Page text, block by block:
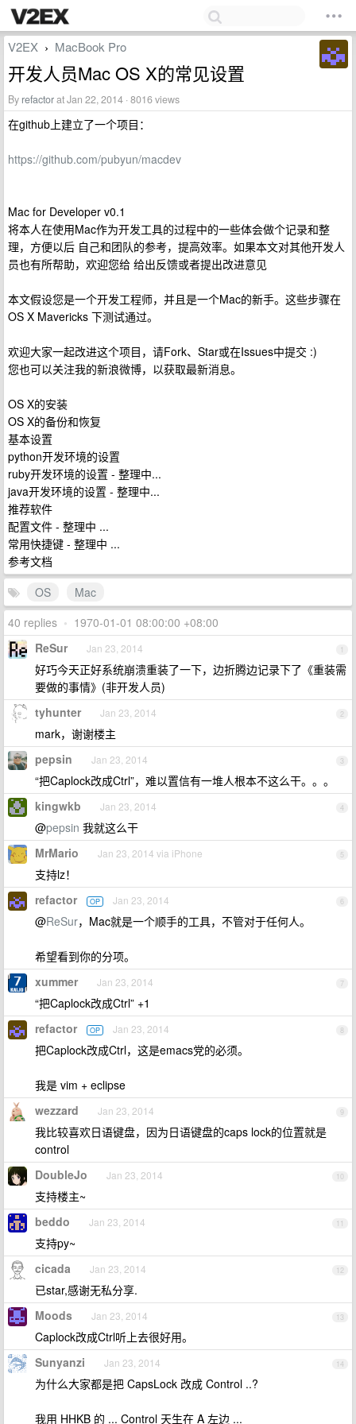
V2EX › MacBook Pro
开发人员Mac OS X的常见设置
By refactorat Jan 22, 2014 · 8016 views
在github上建立了一个项目：
https://github.com/pubyun/macdev
Mac for Developer v0.1
将本人在使用Mac作为开发工具的过程中的一些体会做个记录和整
理，方便以后 自己和团队的参考，提高效率。如果本文对其他开发人
员也有所帮助，欢迎您给 给出反馈或者提出改进意见
本文假设您是一个开发工程师，并且是一个Mac的新手。这些步骤在
OS X Mavericks 下测试通过。
欢迎大家一起改进这个项目，请Fork、Star或在Issues中提交 :)
您也可以关注我的新浪微博，以获取最新消息。
OS X的安装
OS X的备份和恢复
基本设置
python开发环境的设置
ruby开发环境的设置 - 整理中...
java开发环境的设置 - 整理中...
推荐软件
配置文件 - 整理中 ...
常用快捷键 - 整理中 ...
参考文档
OS
Mac
40 replies • 1970-01-01 08:00:00 +08:00
1
ReSur Jan 23, 2014
好巧今天正好系统崩溃重装了一下，边折腾边记录下了《重装需
要做的事情》(非开发人员)
2
tyhunter Jan 23, 2014
mark，谢谢楼主
3
pepsin Jan 23, 2014
“把Caplock改成Ctrl”，难以置信有一堆人根本不这么干。。。
4
kingwkb Jan 23, 2014
@pepsin 我就这么干
5
MrMario Jan 23, 2014 via iPhone
支持lz！
6
refactor OP Jan 23, 2014
@ReSur，Mac就是一个顺手的工具，不管对于任何人。
希望看到你的分项。
7
xummer Jan 23, 2014
“把Caplock改成Ctrl” +1
8
refactor OP Jan 23, 2014
把Caplock改成Ctrl，这是emacs党的必须。
我是 vim + eclipse
9
wezzard Jan 23, 2014
我比较喜欢日语键盘，因为日语键盘的caps lock的位置就是
control
10
DoubleJo Jan 23, 2014
支持楼主~
11
beddo Jan 23, 2014
支持py~
12
cicada Jan 23, 2014
已star,感谢无私分享.
13
Moods Jan 23, 2014
Caplock改成Ctrl听上去很好用。
14
Sunyanzi Jan 23, 2014
为什么大家都是把 CapsLock 改成 Control ..?
我用 HHKB 的 ... Control 天生在 A 左边 ...